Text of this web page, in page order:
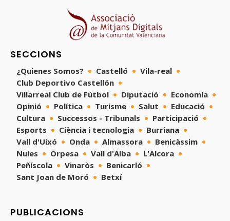
SECCIONS
¿Quienes Somos? Castelló
Vila-real
Club Deportivo Castellón
Villarreal Club de Fútbol
Diputació
Economía
Opinió
Política Turisme Salut
Educació
Cultura
Successos - Tribunals
Participació
Esports
Ciència i tecnologia
Burriana
Vall d'Uixó
Onda Almassora
Benicàssim
Nules
Orpesa Vall d'Alba
L'Alcora
Peñíscola
Vinaròs
Benicarló
Sant Joan de Moró
Betxí
PUBLICACIONS